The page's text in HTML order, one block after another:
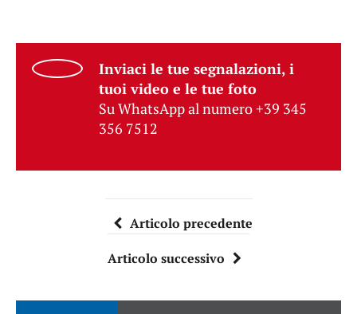
Inviaci le tue segnalazioni, i
tuoi video e le tue foto
Su WhatsApp al numero +39 345
356 7512
Articolo precedente
Articolo successivo